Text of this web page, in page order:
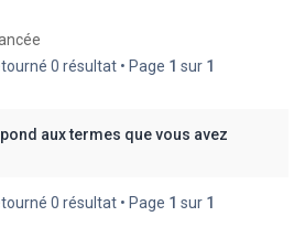
0 résultat • Page 1 sur 1
aux termes que vous avez
0 résultat • Page 1 sur 1